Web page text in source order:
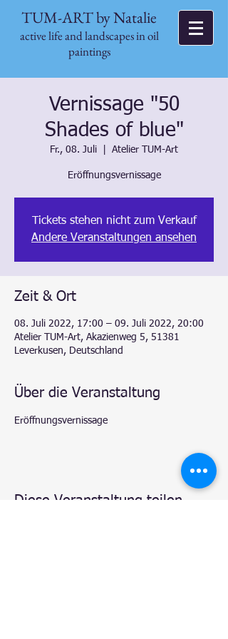
TUM-ART by Natalie
active life and landscapes in oil
paintings
Vernissage "50
Shades of blue"
Fr., 08. Juli Atelier TUM-Art
Eröffnungsvernissage
Tickets stehen nicht zum Verkauf
Andere Veranstaltungen ansehen
Zeit & Ort
08. Juli 2022, 17:00 – 09. Juli 2022, 20:00
Atelier TUM-Art, Akazienweg 5, 51381
Leverkusen, Deutschland
Über die Veranstaltung
Eröffnungsvernissage
Diese Veranstaltung teilen